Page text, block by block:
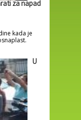
za napad
kada je
U